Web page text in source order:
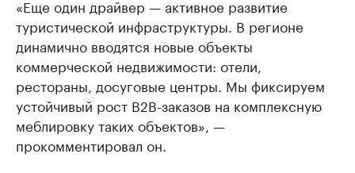
«Еще один драйвер — активное развитие
туристической инфраструктуры. В регионе
динамично вводятся новые объекты
коммерческой недвижимости: отели,
рестораны, досуговые центры. Мы фиксируем
устойчивый рост B2B-заказов на комплексную
меблировку таких объектов», —
прокомментировал он.